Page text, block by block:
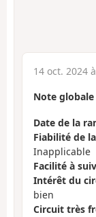
14 oct. 2024
Note globale
Date de la
Fiabilité de
Inapplicable
Facilité à
Intérêt du
bien
Circuit très